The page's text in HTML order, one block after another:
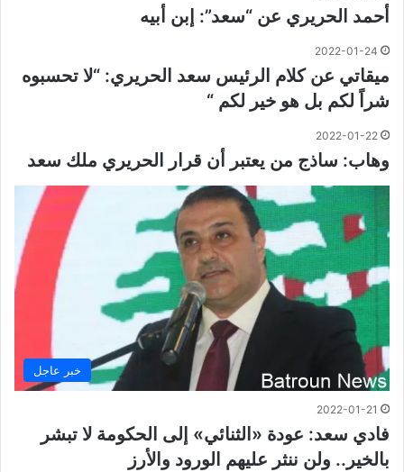
أحمد الحريري عن “سعد”: إبن أبيه
2022-01-24
ميقاتي عن كلام الرئيس سعد الحريري: “لا تحسبوه
شراً لكم بل هو خير لكم “
2022-01-22
وهاب: ساذج من يعتبر أن قرار الحريري ملك سعد
خبر عاجل
2022-01-21
فادي سعد: عودة «الثنائي» إلى الحكومة لا تبشر
بالخير.. ولن ننثر عليهم الورود والأرز